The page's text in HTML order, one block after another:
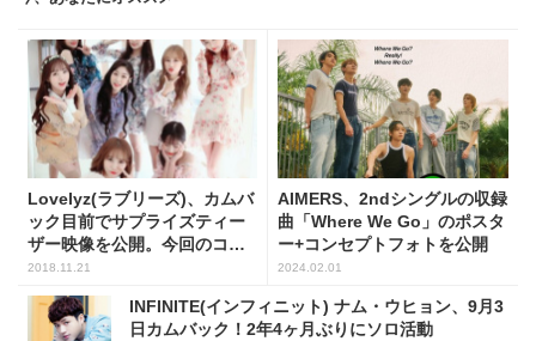
Lovelyz(ラブリーズ)、カムバ
ック目前でサプライズティー
ザー映像を公開。今回のコン
セプトに関心が集まる。
2018.11.21
AIMERS、2ndシングルの収録
曲「Where We Go」のポスタ
ー+コンセプトフォトを公開
2024.02.01
INFINITE(インフィニット) ナム・ウヒョン、9月3
日カムバック！2年4ヶ月ぶりにソロ活動